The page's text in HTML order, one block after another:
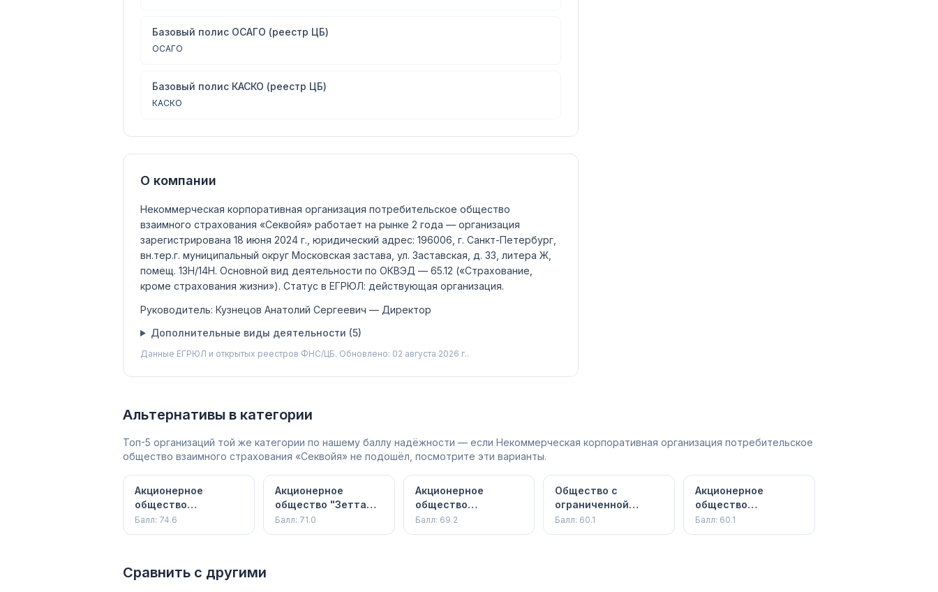
Базовый полис ОСАГО (реестр ЦБ)
ОСАГО
Базовый полис КАСКО (реестр ЦБ)
КАСКО
О компании
Некоммерческая корпоративная организация потребительское общество
взаимного страхования «Секвойя» работает на рынке 2 года — организация
зарегистрирована 18 июня 2024 г., юридический адрес: 196006, г. Санкт-Петербург,
вн.тер.г. муниципальный округ Московская застава, ул. Заставская, д. 33, литера Ж,
помещ. 13Н/14Н. Основной вид деятельности по ОКВЭД — 65.12 («Страхование,
кроме страхования жизни»). Статус в ЕГРЮЛ: действующая организация.
Руководитель: Кузнецов Анатолий Сергеевич — Директор
Дополнительные виды деятельности (5)
Данные ЕГРЮЛ и открытых реестров ФНС/ЦБ. Обновлено: 02 августа 2026 г..
Альтернативы в категории
Топ-5 организаций той же категории по нашему баллу надёжности — если Некоммерческая корпоративная организация потребительское
общество взаимного страхования «Секвойя» не подошёл, посмотрите эти варианты.
Акционерное
общество
"Совкомбанк
страхование"
Балл: 74.6
Акционерное
общество "Зетта
Страхование"
Балл: 71.0
Акционерное
общество
"Страховая бизнес
группа"
Балл: 69.2
Общество с
ограниченной
ответственностью
"Страховая
Балл: 60.1
Акционерное
общество
"Страховая
компания "ПАРИ"
Балл: 60.1
Сравнить с другими